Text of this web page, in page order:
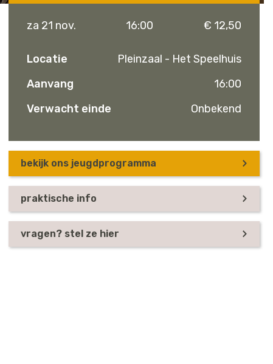
za 21 nov. 16:00 € 12,50
Locatie
Pleinzaal - Het Speelhuis
Aanvang
16:00
Verwacht einde
Onbekend
bekijk ons jeugdprogramma
praktische info
vragen? stel ze hier